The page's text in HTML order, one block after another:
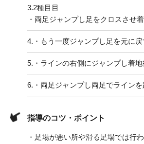
3.2種目目
・両足ジャンプし足をクロスさせ
4. ・もう一度ジャンプし足を元に戻
5. ・ラインの右側にジャンプし着
6. ・両足ジャンプし両足でライン
指導のコツ・ポイント
・足場が悪い所や滑る足場では行